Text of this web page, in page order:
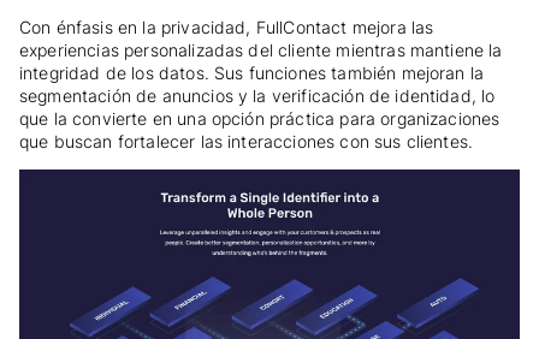
Con énfasis en la privacidad, FullContact mejora las
experiencias personalizadas del cliente mientras mantiene la
integridad de los datos. Sus funciones también mejoran la
segmentación de anuncios y la verificación de identidad, lo
que la convierte en una opción práctica para organizaciones
que buscan fortalecer las interacciones con sus clientes.